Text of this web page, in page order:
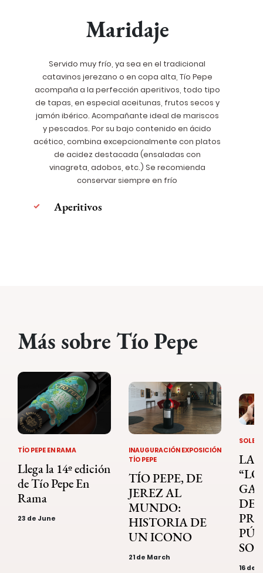
Maridaje
Servido muy frío, ya sea en el tradicional
catavinos jerezano o en copa alta, Tío Pepe
acompaña a la perfección aperitivos, todo tipo
de tapas, en especial aceitunas, frutos secos y
jamón ibérico. Acompañante ideal de mariscos
y pescados. Por su bajo contenido en ácido
acético, combina excepcionalmente con platos
de acidez destacada (ensaladas con
vinagreta, adobos, etc.) Se recomienda
conservar siempre en frío
Aperitivos
Más sobre Tío Pepe
Llega la 14º edición
de Tío Pepe En
Rama
TÍO PEPE EN RAMA
23 de June
TÍO PEPE, DE
JEREZ AL
MUNDO:
HISTORIA DE
UN ICONO
INAUGURACIÓN EXPOSICIÓN
TÍO PEPE
21 de March
LA
16 de